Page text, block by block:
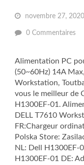
novembre 27, 2020
0 Commentaires
Alimentation PC
(50~60Hz) 14A
Workstation,
vous le meilleur de
H1300EF-01.
DELL T7610
FR:Chargeur
Polska Store:
NL: Dell H1300EF-
H1300EF-01 DE: